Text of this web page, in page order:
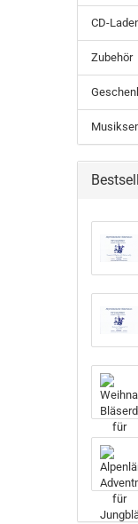
CD-
Zubehör